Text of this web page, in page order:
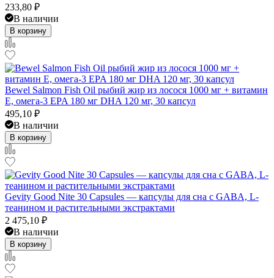
233,80 ₽
В наличии
В корзину
Bewel Salmon Fish Oil рыбий жир из лосося 1000 мг + витамин
E, омега-3 EPA 180 мг DHA 120 мг, 30 капсул
495,10 ₽
В наличии
В корзину
Gevity Good Nite 30 Capsules — капсулы для сна с GABA, L-
теанином и растительными экстрактами
2 475,10 ₽
В наличии
В корзину